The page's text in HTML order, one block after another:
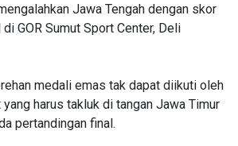
Jawa Tengah dengan skor
GOR Sumut Sport Center, Deli
medali emas tak dapat diikuti oleh
harus takluk di tangan Jawa Timur
pertandingan final.